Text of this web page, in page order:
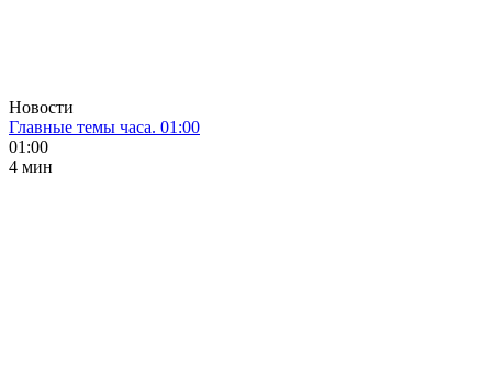
Новости
Главные темы часа. 01:00
01:00
4 мин